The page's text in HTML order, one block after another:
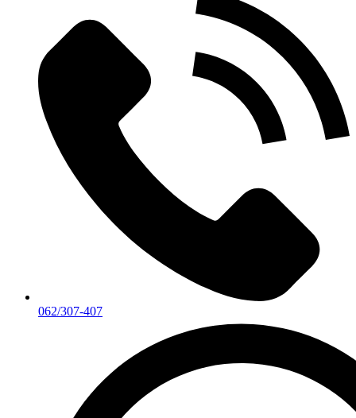
062/307-407